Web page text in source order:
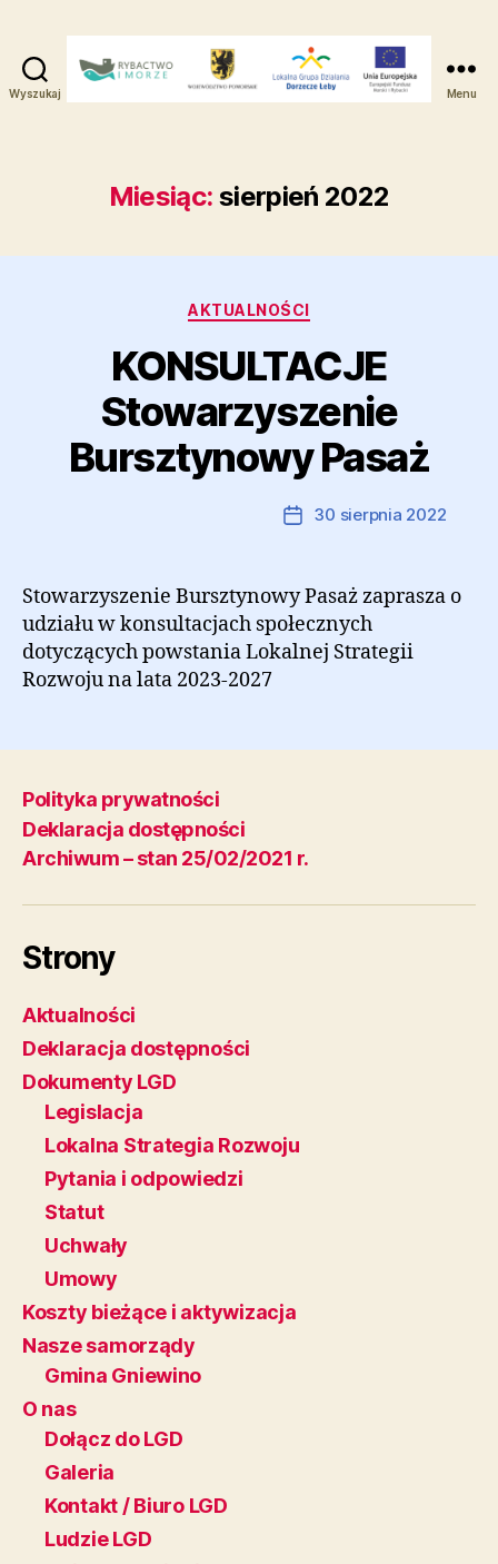
Wyszukaj
-
Dorzecze
Menu
Miesiąc: sierpień 2022
Kategorie
AKTUALNOŚCI
KONSULTACJE
Stowarzyszenie
Bursztynowy Pasaż
Data30 sierpnia 2022
Stowarzyszenie Bursztynowy Pasaż zaprasza o
udziału w konsultacjach społecznych
dotyczących powstania Lokalnej Strategii
Rozwoju na lata 2023-2027
Polityka prywatności
Deklaracja dostępności
Archiwum – stan 25/02/2021 r.
Strony
Aktualności
Deklaracja dostępności
Dokumenty LGD
Legislacja
Lokalna Strategia Rozwoju
Pytania i odpowiedzi
Statut
Uchwały
Umowy
Koszty bieżące i aktywizacja
Nasze samorządy
Gmina Gniewino
O nas
Dołącz do LGD
Galeria
Kontakt / Biuro LGD
Ludzie LGD